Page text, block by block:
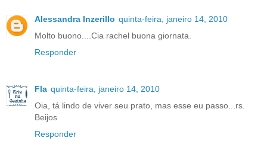
Alessandra Inzerillo quinta-feira, janeiro 14, 2010
Molto buono....Cia rachel buona giornata.
Responder
Fla quinta-feira, janeiro 14, 2010
Oia, tá lindo de viver seu prato, mas esse eu passo...rs.
Beijos
Responder